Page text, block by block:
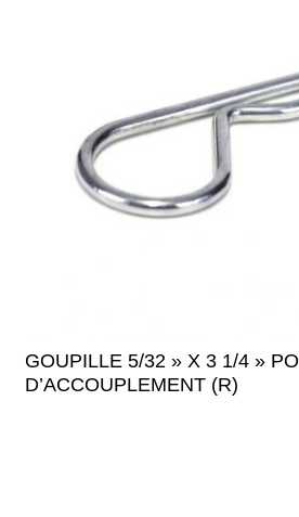
GOUPILLE 5/32 » X 3 1/4 »
D’ACCOUPLEMENT (R)